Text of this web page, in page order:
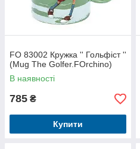
FO 83002 Кружка '' Гольфіст ''
(Mug The Golfer.FOrchino)
В наявності
785 ₴
Купити